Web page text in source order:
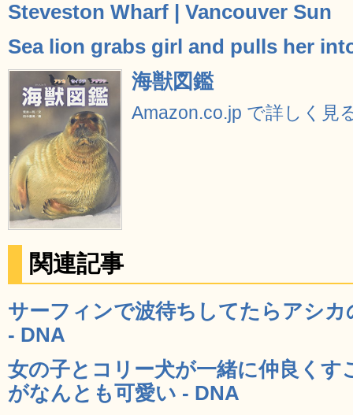
Steveston Wharf | Vancouver Sun
Sea lion grabs girl and pulls her
海獣図鑑
Amazon.co.jp で詳しく見
関連記事
サーフィンで波待ちしてたらアシ
- DNA
女の子とコリー犬が一緒に仲良くす
がなんとも可愛い - DNA